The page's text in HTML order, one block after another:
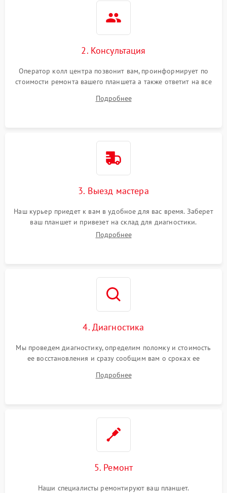
2. Консультация
Оператор колл центра позвонит вам, проинформирует по
стоимости ремонта вашего планшета а также ответит на все
Подробнее
3. Выезд мастера
Наш курьер приедет к вам в удобное для вас время. Заберет
ваш планшет и привезет на склад для диагностики.
Подробнее
4. Диагностика
Мы проведем диагностику, определим поломку и стоимость
ее восстановления и сразу сообщим вам о сроках ее
Подробнее
5. Ремонт
Наши специалисты ремонтируют ваш планшет.